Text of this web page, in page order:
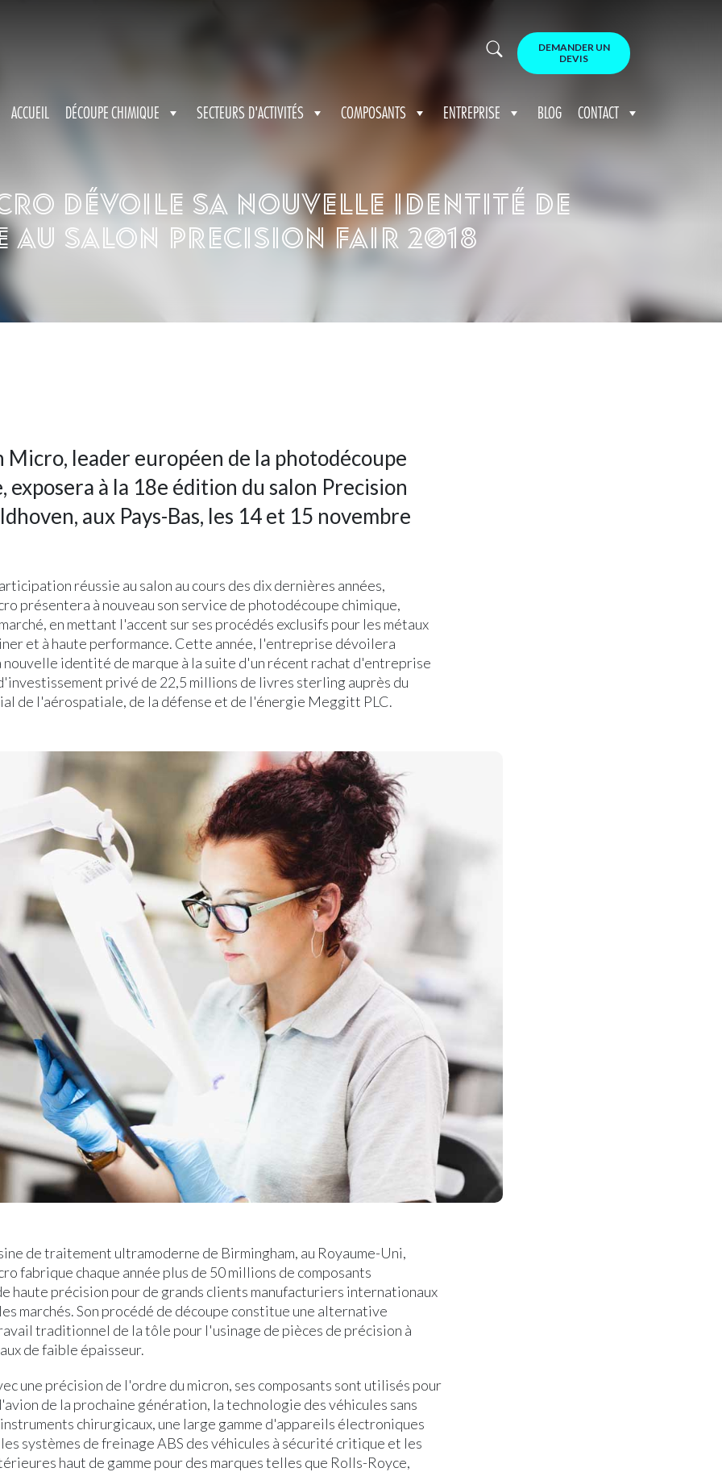
ACCUEIL DÉCOUPE CHIMIQUE SECTEURS D'ACTIVITÉS COMPOSANTS ENTREPRISE BLOG CONTACT
DEMANDER UN
DEVIS
dévoile sa nouvelle identité de
au salon Precision Fair 2018
Micro, leader européen de la photodécoupe
exposera à la 18e édition du salon Precision
aux Pays-Bas, les 14 et 15 novembre
réussie au salon au cours des dix dernières années,
présentera à nouveau son service de photodécoupe chimique,
en mettant l'accent sur ses procédés exclusifs pour les métaux
et à haute performance. Cette année, l'entreprise dévoilera
nouvelle identité de marque à la suite d'un récent rachat d'entreprise
privé de 22,5 millions de livres sterling auprès du
de l'aérospatiale, de la défense et de l'énergie Meggitt PLC.
de traitement ultramoderne de Birmingham, au Royaume-Uni,
fabrique chaque année plus de 50 millions de composants
haute précision pour de grands clients manufacturiers internationaux
marchés. Son procédé de découpe constitue une alternative
traditionnel de la tôle pour l'usinage de pièces de précision à
de faible épaisseur.
une précision de l'ordre du micron, ses composants sont utilisés pour
de la prochaine génération, la technologie des véhicules sans
chirurgicaux, une large gamme d'appareils électroniques
systèmes de freinage ABS des véhicules à sécurité critique et les
haut de gamme pour des marques telles que Rolls-Royce,